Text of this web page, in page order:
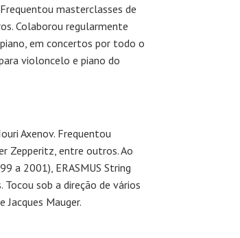
masterclasses de
Colaborou regularmente
em concertos por todo o
violoncelo e piano do
Axenov. Frequentou
Zepperitz, entre outros. Ao
a 2001), ERASMUS String
sob a direção de vários
Jacques Mauger.